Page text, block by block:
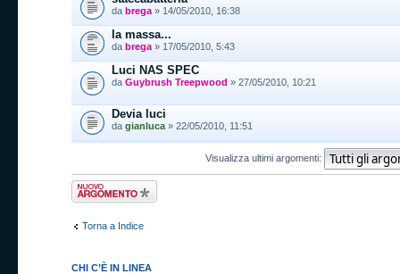
da brega » 14/05/2010, 16:38
la massa...
da brega » 17/05/2010, 5:43
Luci NAS SPEC
da Guybrush Treepwood » 27/05/2010, 10:21
Devia luci
da gianluca » 22/05/2010, 11:51
Visualizza ultimi argomenti:
Scrivi un nuovo
argomento
Torna a Indice
CHI C’È IN LINEA